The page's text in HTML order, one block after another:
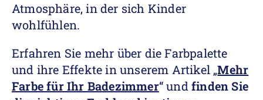
Atmosphäre, in der sich Kinder
wohlfühlen.
Erfahren Sie mehr über die Farbpalette
und ihre Effekte in unserem Artikel „Mehr
Farbe für Ihr Badezimmer“ undfinden Sie